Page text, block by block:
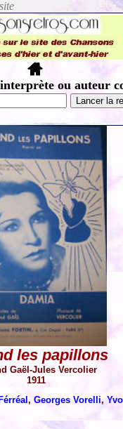
ou auteur
les papillons
Gaël-Jules Vercolier
1911
Férréal , Georges Vorelli,